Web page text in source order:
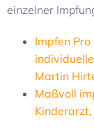
einzelner
Impfen
Martin
Maßvoll